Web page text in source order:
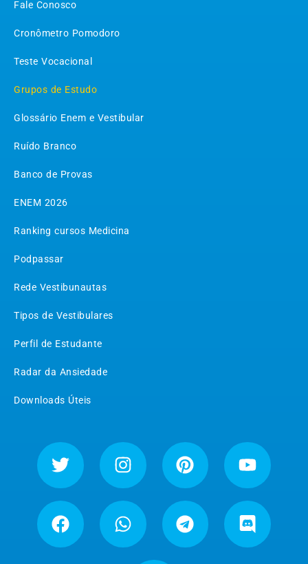
Fale Conosco
Cronômetro Pomodoro
Teste Vocacional
Grupos de Estudo
Glossário Enem e Vestibular
Ruído Branco
Banco de Provas
ENEM 2026
Ranking cursos Medicina
Podpassar
Rede Vestibunautas
Tipos de Vestibulares
Perfil de Estudante
Radar da Ansiedade
Downloads Úteis